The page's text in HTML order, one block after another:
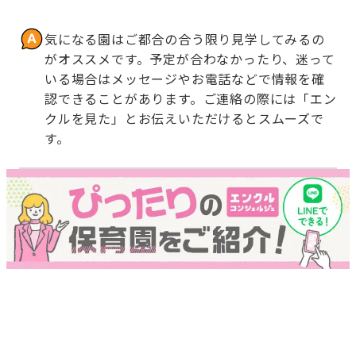
気になる園はご都合の合う限り見学してみるの
がオススメです。予定が合わなかったり、迷って
いる場合はメッセージやお電話などで情報を確
認できることがあります。ご連絡の際には「エン
クルを見た」とお伝えいただけるとスムーズで
す。